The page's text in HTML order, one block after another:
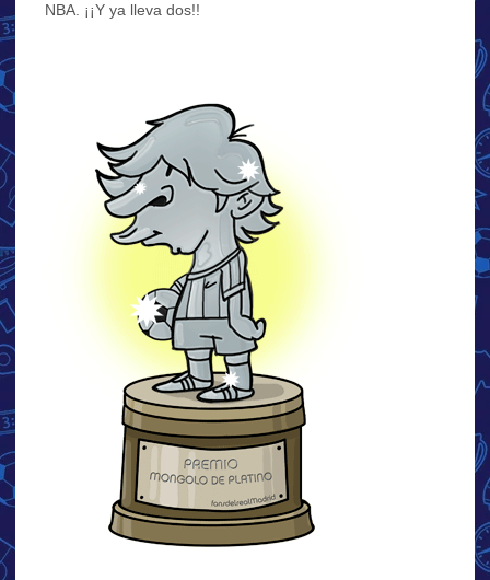
NBA. ¡¡Y ya lleva dos!!